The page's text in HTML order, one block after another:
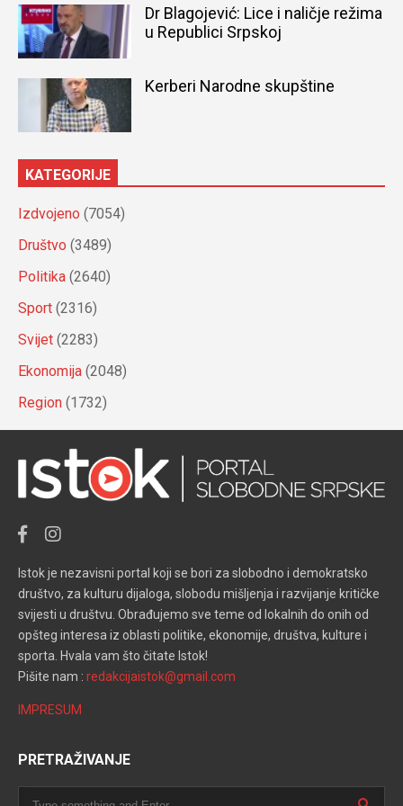
Dr Blagojević: Lice i naličje režima
u Republici Srpskoj
Kerberi Narodne skupštine
KATEGORIJE
Izdvojeno (7054)
Društvo (3489)
Politika (2640)
Sport (2316)
Svijet (2283)
Ekonomija (2048)
Region (1732)
Istok je nezavisni portal koji se bori za slobodno i demokratsko
društvo, za kulturu dijaloga, slobodu mišljenja i razvijanje kritičke
svijesti u društvu. Obrađujemo sve teme od lokalnih do onih od
opšteg interesa iz oblasti politike, ekonomije, društva, kulture i
sporta. Hvala vam što čitate Istok!
Pišite nam : redakcijaistok@gmail.com
IMPRESUM
PRETRAŽIVANJE